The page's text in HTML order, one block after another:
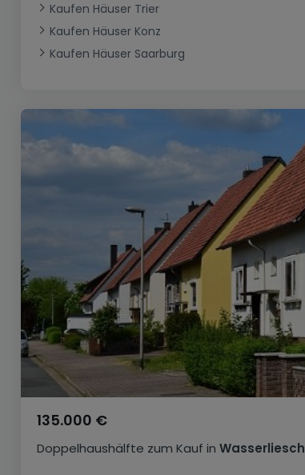
Landhaus
Bungalow
Ferienunterkunft
Erdgeschoss
Geschäft
Restaurant
Lagerfläche
Landwirtschaftlicher Betrieb
Kaufen Häuser Trier
Kaufen Häuser Konz
Kaufen Häuser Saarburg
Doppelhaushälfte zum Kauf in Wasserliesch
135.000 €